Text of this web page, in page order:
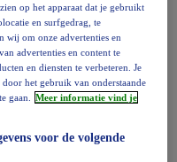
op het apparaat dat je gebruikt
en surfgedrag, te
wij om onze advertenties en
advertenties en content te
en diensten te verbeteren. Je
het gebruik van onderstaande
gaan.
Meer informatie vind je
voor de volgende